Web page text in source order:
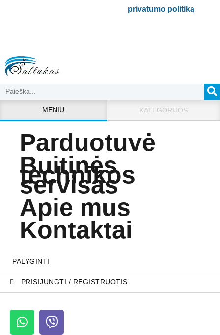
privatumo politiką.
MENIU KATEGORIJOS
Parduotuvė
Buitinės
technikos
servisas
Apie mus
Kontaktai
PALYGINTI
PRISIJUNGTI / REGISTRUOTIS